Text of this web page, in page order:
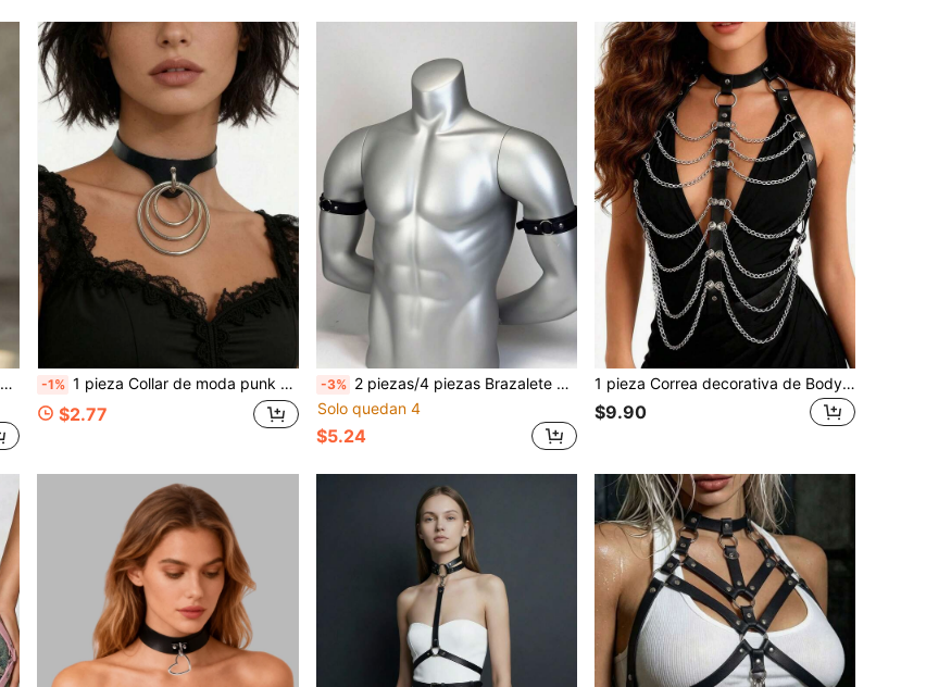
-1% 1 pieza Collar de moda punk gótico rock negro de cuero PU anillo de cuello para fiesta y uso diario
$2.77
-3% 2 piezas/4 piezas Brazalete ajustable de cuero PU de moda para hombres, brazalete de estilo gótico, regalo del Día de San Valentín, accesorio de correa para el brazo
Solo quedan 4
$5.24
1 pieza Correa decorativa de Body de mujer de cuero PU negro con cadena de metal, adecuada para ropa de fiesta, vacaciones y actuaciones
$9.90